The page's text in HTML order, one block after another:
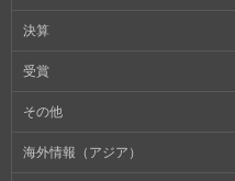
決算
受賞
その他
海外情報（アジア）